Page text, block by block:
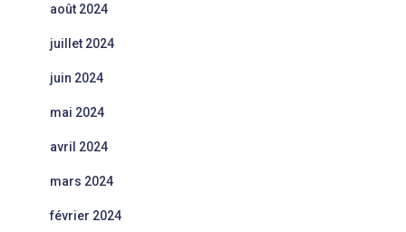
août 2024
juillet 2024
juin 2024
mai 2024
avril 2024
mars 2024
février 2024